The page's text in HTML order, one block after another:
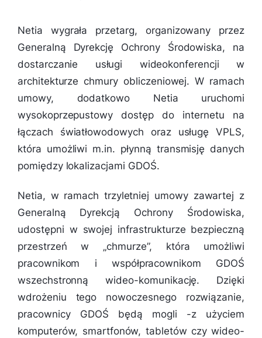
Netia wygrała przetarg, organizowany przez
Generalną Dyrekcję Ochrony Środowiska, na
dostarczanie usługi wideokonferencji w
architekturze chmury obliczeniowej. W ramach
umowy, dodatkowo Netia uruchomi
wysokoprzepustowy dostęp do internetu na
łączach światłowodowych oraz usługę VPLS,
która umożliwi m.in. płynną transmisję danych
pomiędzy lokalizacjami GDOŚ.
Netia, w ramach trzyletniej umowy zawartej z
Generalną Dyrekcją Ochrony Środowiska,
udostępni w swojej infrastrukturze bezpieczną
przestrzeń w „chmurze”, która umożliwi
pracownikom i współpracownikom GDOŚ
wszechstronną wideo-komunikację. Dzięki
wdrożeniu tego nowoczesnego rozwiązanie,
pracownicy GDOŚ będą mogli -z użyciem
komputerów, smartfonów, tabletów czy wideo-